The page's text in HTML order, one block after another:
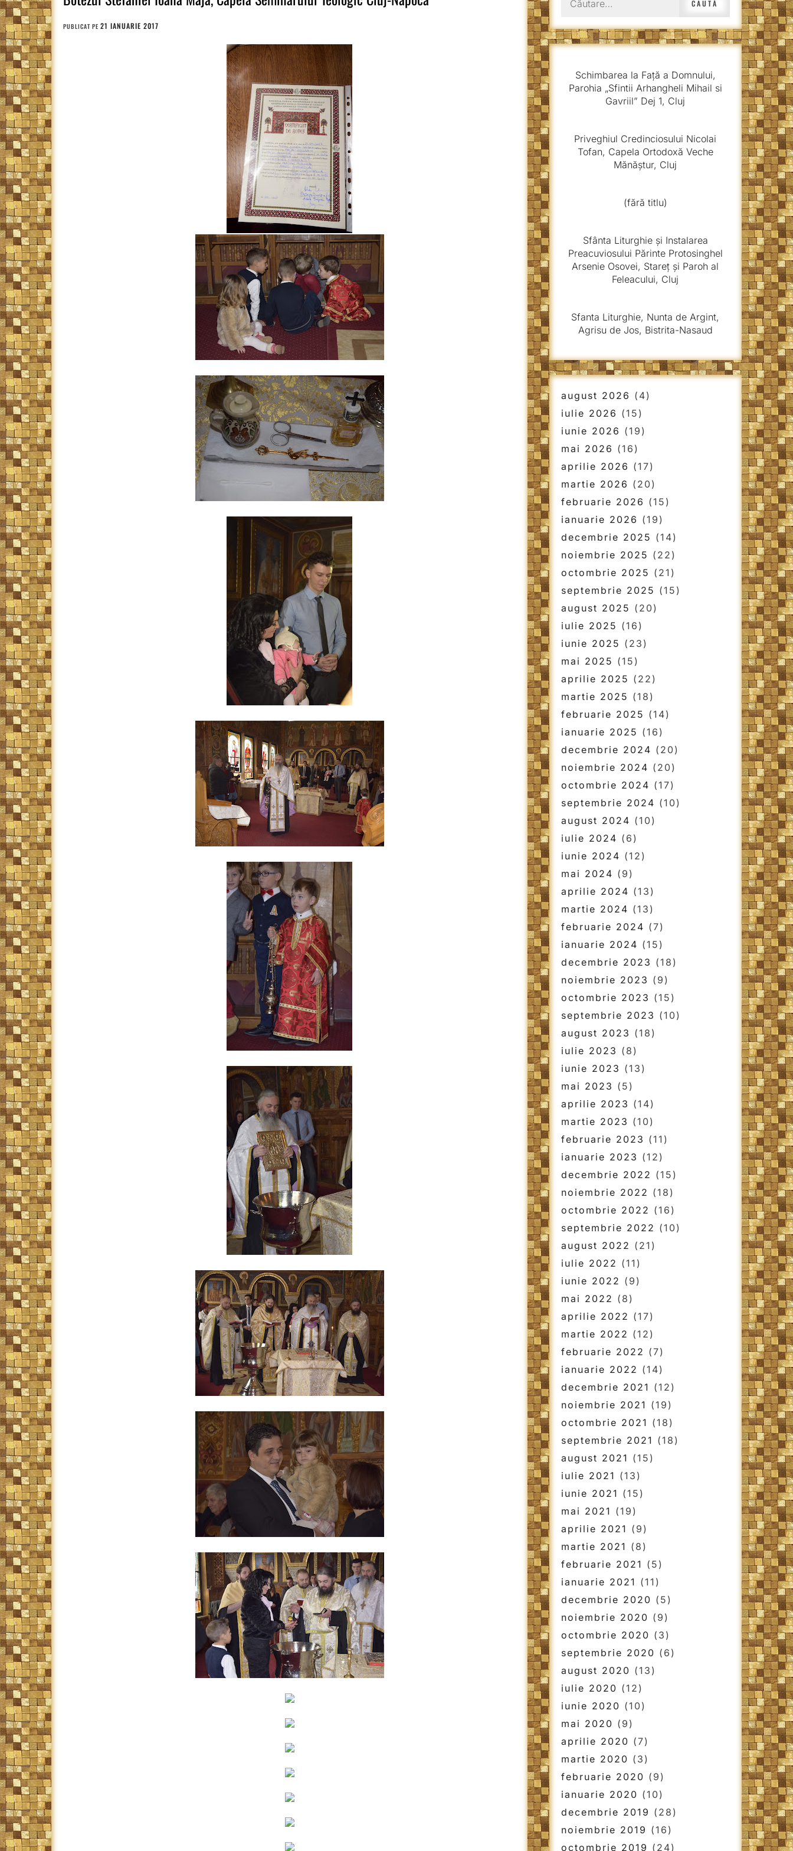
PUBLICAT PE 21 IANUARIE 2017
după:
Schimbarea la Față a Domnului,
Parohia „Sfintii Arhangheli Mihail si
Gavriil” Dej 1, Cluj
Priveghiul Credinciosului Nicolai
Tofan, Capela Ortodoxă Veche
Mănăștur, Cluj
(fără titlu)
Sfânta Liturghie și Instalarea
Preacuviosului Părinte Protosinghel
Arsenie Osovei, Stareț și Paroh al
Feleacului, Cluj
Sfanta Liturghie, Nunta de Argint,
Agrisu de Jos, Bistrita-Nasaud
august 2026 (4)
iulie 2026 (15)
iunie 2026 (19)
mai 2026 (16)
aprilie 2026 (17)
martie 2026 (20)
februarie 2026 (15)
ianuarie 2026 (19)
decembrie 2025 (14)
noiembrie 2025 (22)
octombrie 2025 (21)
septembrie 2025 (15)
august 2025 (20)
iulie 2025 (16)
iunie 2025 (23)
mai 2025 (15)
aprilie 2025 (22)
martie 2025 (18)
februarie 2025 (14)
ianuarie 2025 (16)
decembrie 2024 (20)
noiembrie 2024 (20)
octombrie 2024 (17)
septembrie 2024 (10)
august 2024 (10)
iulie 2024 (6)
iunie 2024 (12)
mai 2024 (9)
aprilie 2024 (13)
martie 2024 (13)
februarie 2024 (7)
ianuarie 2024 (15)
decembrie 2023 (18)
noiembrie 2023 (9)
octombrie 2023 (15)
septembrie 2023 (10)
august 2023 (18)
iulie 2023 (8)
iunie 2023 (13)
mai 2023 (5)
aprilie 2023 (14)
martie 2023 (10)
februarie 2023 (11)
ianuarie 2023 (12)
decembrie 2022 (15)
noiembrie 2022 (18)
octombrie 2022 (16)
septembrie 2022 (10)
august 2022 (21)
iulie 2022 (11)
iunie 2022 (9)
mai 2022 (8)
aprilie 2022 (17)
martie 2022 (12)
februarie 2022 (7)
ianuarie 2022 (14)
decembrie 2021 (12)
noiembrie 2021 (19)
octombrie 2021 (18)
septembrie 2021 (18)
august 2021 (15)
iulie 2021 (13)
iunie 2021 (15)
mai 2021 (19)
aprilie 2021 (9)
martie 2021 (8)
februarie 2021 (5)
ianuarie 2021 (11)
decembrie 2020 (5)
noiembrie 2020 (9)
octombrie 2020 (3)
septembrie 2020 (6)
august 2020 (13)
iulie 2020 (12)
iunie 2020 (10)
mai 2020 (9)
aprilie 2020 (7)
martie 2020 (3)
februarie 2020 (9)
ianuarie 2020 (10)
decembrie 2019 (28)
noiembrie 2019 (16)
octombrie 2019 (24)